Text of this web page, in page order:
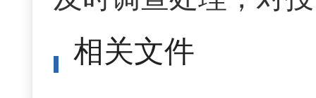
相关文件